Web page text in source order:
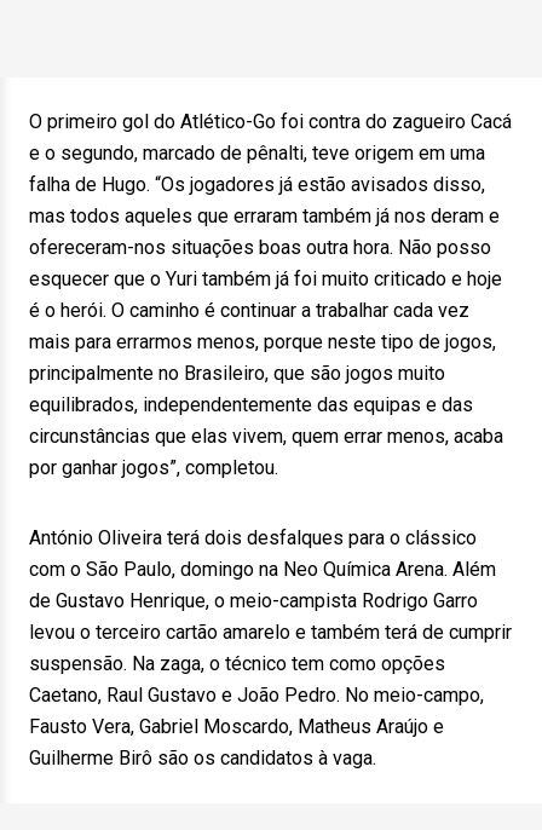
O primeiro gol do Atlético-Go foi contra do zagueiro Cacá
e o segundo, marcado de pênalti, teve origem em uma
falha de Hugo. “Os jogadores já estão avisados disso,
mas todos aqueles que erraram também já nos deram e
ofereceram-nos situações boas outra hora. Não posso
esquecer que o Yuri também já foi muito criticado e hoje
é o herói. O caminho é continuar a trabalhar cada vez
mais para errarmos menos, porque neste tipo de jogos,
principalmente no Brasileiro, que são jogos muito
equilibrados, independentemente das equipas e das
circunstâncias que elas vivem, quem errar menos, acaba
por ganhar jogos”, completou.
António Oliveira terá dois desfalques para o clássico
com o São Paulo, domingo na Neo Química Arena. Além
de Gustavo Henrique, o meio-campista Rodrigo Garro
levou o terceiro cartão amarelo e também terá de cumprir
suspensão. Na zaga, o técnico tem como opções
Caetano, Raul Gustavo e João Pedro. No meio-campo,
Fausto Vera, Gabriel Moscardo, Matheus Araújo e
Guilherme Birô são os candidatos à vaga.